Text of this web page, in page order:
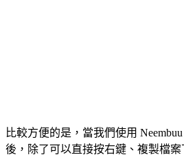
比較方便的是，當我們使用
後，除了可以直接按右鍵、複製檔